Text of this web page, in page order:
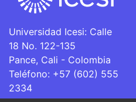
Universidad Icesi: Calle
18 No. 122-135
Pance, Cali - Colombia
Teléfono: +57 (602) 555
2334